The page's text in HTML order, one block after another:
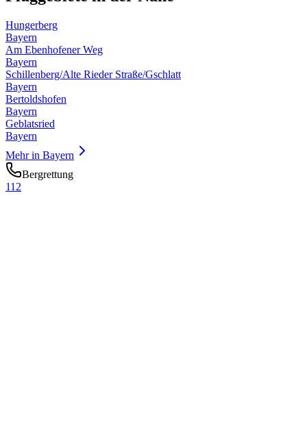
Hungerberg
Bayern
Am Ebenhofener Weg
Bayern
Schillenberg/Alte Rieder Straße/Gschlatt
Bayern
Bertoldshofen
Bayern
Geblatsried
Bayern
Mehr in Bayern
Bergrettung
112